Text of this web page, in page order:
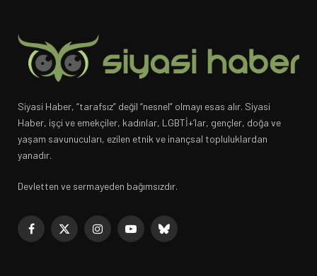
Siyasi Haber, “tarafsız” değil “nesnel” olmayı esas alır. Siyasi
Haber, işçi ve emekçiler, kadınlar, LGBTİ+’lar, gençler, doğa ve
yaşam savunucuları, ezilen etnik ve inançsal topluluklardan
yanadır.
Devletten ve sermayeden bağımsızdır.
Facebook
X
InstagramYouTubeBluesky